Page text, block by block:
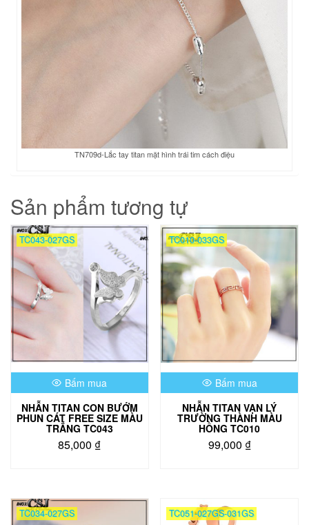
TN709d-Lắc tay titan mặt hình trái tim cách điệu
Sản phẩm tương tự
TC043-027GS
Bấm mua
NHẪN TITAN CON BƯỚM
PHUN CÁT FREE SIZE MÀU
TRẮNG TC043
85,000 ₫
TC010-033GS
Bấm mua
NHẪN TITAN VẠN LÝ
TRƯỜNG THÀNH MÀU
HỒNG TC010
99,000 ₫
TC034-027GS TC051-027GS-031GS